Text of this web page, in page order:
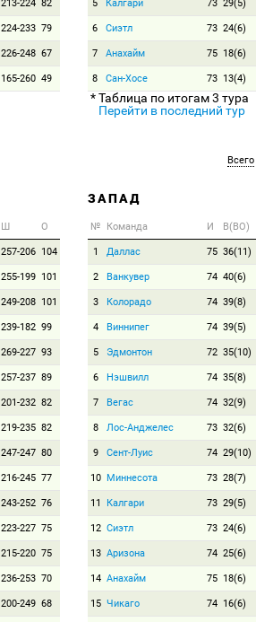
213-224 82
224-233 79
226-248 67
165-260 49
5 Калгари 73 29(5)
6 Сиэтл 73 24(6)
7 Анахайм 75 18(6)
8 Сан-Хосе 73 13(4)
* Таблица по итогам 3 тура
Перейти в последний тур
Всего
Ш О
257-206 104
255-199 101
249-208 101
239-182 99
269-227 93
257-237 89
201-232 82
219-235 82
247-247 80
216-245 77
243-252 76
223-227 75
215-220 75
236-253 70
200-249 68
ЗАПАД
№ Команда И В(ВО)
1 Даллас 75 36(11)
2 Ванкувер 74 40(6)
3 Колорадо 74 39(8)
4 Виннипег 74 39(5)
5 Эдмонтон 72 35(10)
6 Нэшвилл 74 35(8)
7 Вегас 74 32(9)
8 Лос-Анджелес 73 32(6)
9 Сент-Луис 74 29(10)
10 Миннесота 73 28(7)
11 Калгари 73 29(5)
12 Сиэтл 73 24(6)
13 Аризона 74 25(6)
14 Анахайм 75 18(6)
15 Чикаго 74 16(6)